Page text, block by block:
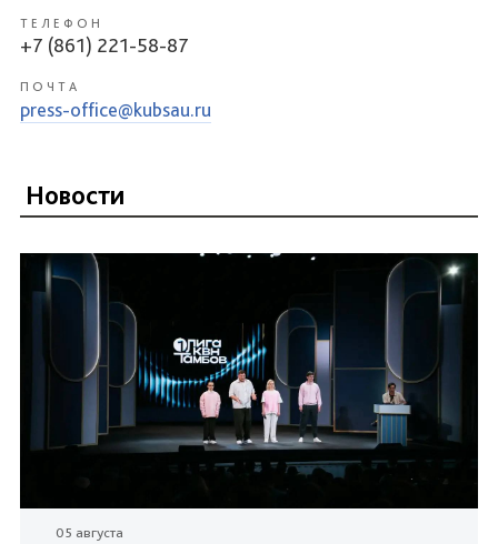
ТЕЛЕФОН
+7 (861) 221-58-87
ПОЧТА
press-office@kubsau.ru
Новости
05 августа